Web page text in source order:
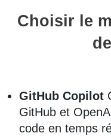
Choisir le
GitHub Copilot
GitHub et
code en temps